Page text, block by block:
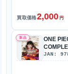
買取価格2,000 円
新品
ONE
JAN: